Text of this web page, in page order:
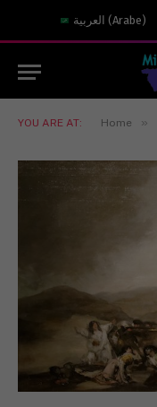
العربية (Arabe)
YOU ARE AT: Home »